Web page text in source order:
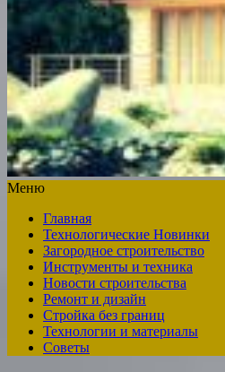
Меню
Главная
Технологические Новинки
Загородное строительство
Инструменты и техника
Новости строительства
Ремонт и дизайн
Стройка без границ
Технологии и материалы
Советы